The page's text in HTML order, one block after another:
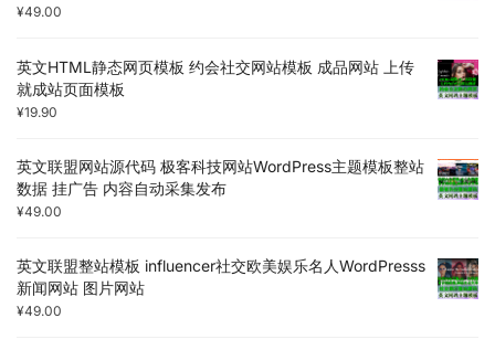
¥49.00
英文HTML静态网页模板 约会社交网站模板 成品网站 上传
就成站页面模板
¥19.90
英文联盟网站源代码 极客科技网站WordPress主题模板整站
数据 挂广告 内容自动采集发布
¥49.00
英文联盟整站模板 influencer社交欧美娱乐名人WordPresss
新闻网站 图片网站
¥49.00